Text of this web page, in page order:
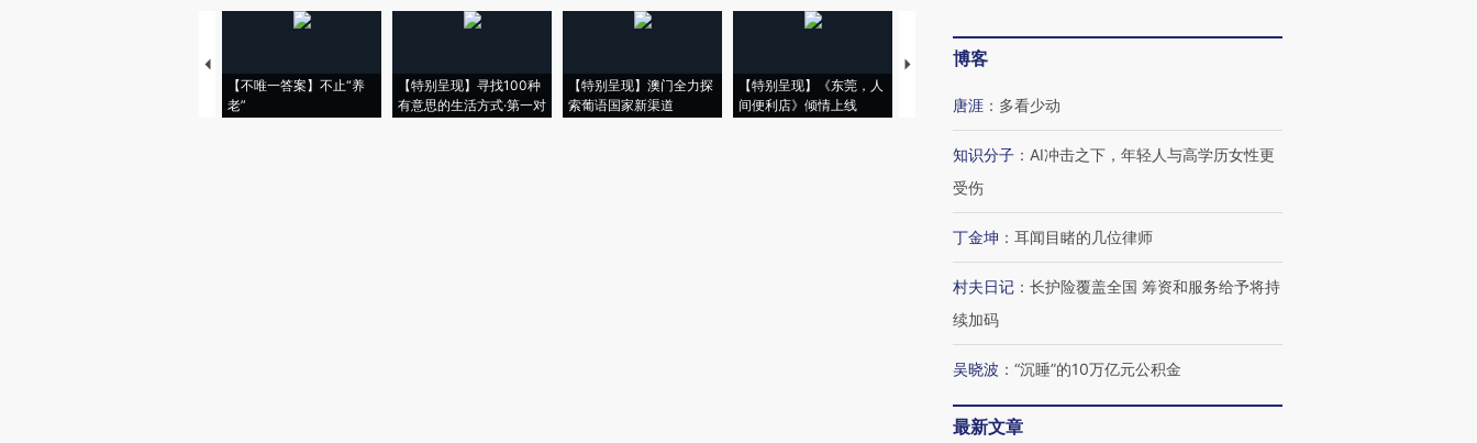
【不唯一答案】不止“养
老”
【特别呈现】寻找100种
有意思的生活方式·第一对
【特别呈现】澳门全力探
索葡语国家新渠道
【特别呈现】《东莞，人
间便利店》倾情上线
【推广】走进第四届链博
博客
唐涯 ： 多看少动
知识分子 ： AI冲击之下，年轻人与高学历女性更
受伤
丁金坤 ： 耳闻目睹的几位律师
村夫日记 ： 长护险覆盖全国 筹资和服务给予将持
续加码
吴晓波 ： “沉睡”的10万亿元公积金
最新文章